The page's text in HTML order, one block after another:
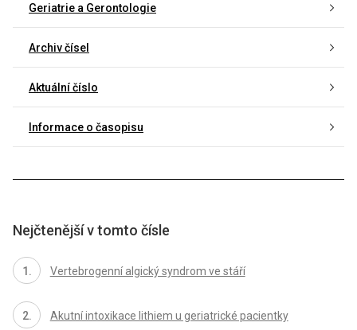
Geriatrie a Gerontologie
Archiv čísel
Aktuální číslo
Informace o časopisu
Nejčtenější v tomto čísle
Vertebrogenní algický syndrom ve stáří
Akutní intoxikace lithiem u geriatrické pacientky